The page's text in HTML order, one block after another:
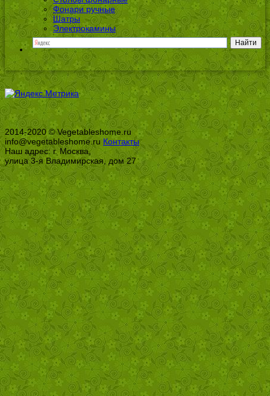
Фонари ручные
Шатры
Электрокамины
2014-2020 © Vegetableshome.ru
info@vegetableshome.ru Контакты
Наш адрес: г. Москва,
улица 3-я Владимирская, дом 27